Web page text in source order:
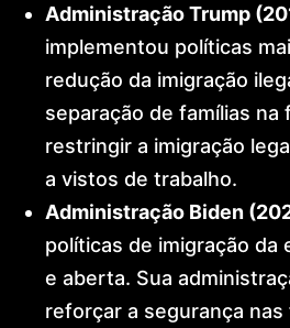
Administração Trump
implementou políticas
redução da imigração
separação de famílias
restringir a imigração
a vistos de trabalho.
Administração Biden
políticas de imigração da
e aberta. Sua
reforçar a segurança